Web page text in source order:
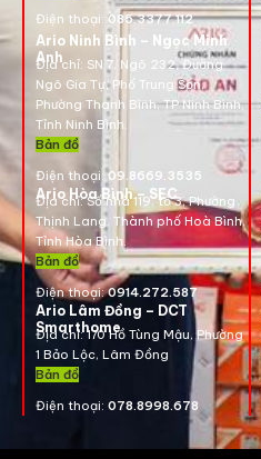
Điện thoại: 085.3377.112
Ario Ninh Bình – Ngọc Minh
Anh
Địa chỉ: SN 7, Ngõ 232, Đường
Ngô Gia Tự, Phố Trung Sơn,
Phường Thanh Bình, TP Ninh Bình,
Tỉnh Ninh Bình.
Bản đồ
Điện thoại:09.8669.3535
Ario Hòa Bình – SEC
Địa chỉ:Số nhà 119, tổ 3, Phường
Thịnh Lang, Thành phố Hoà Bình,
Tỉnh Hòa Bình.
Bản đồ
Điện thoại:0914.272.587
Ario Lâm Đồng – DCT
Smarthome
Địa chỉ: 170 Hồ Tùng Mậu, Phường
1 Bảo Lộc, Lâm Đồng
Bản đồ
Điện thoại: 078.8998.678